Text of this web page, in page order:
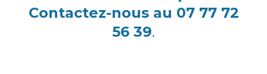
Contactez-nous au 07 77 72
56 39.